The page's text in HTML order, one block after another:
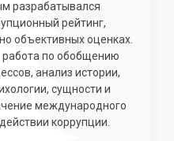
разрабатывался
рейтинг,
объективных оценках.
по обобщению
анализ истории,
сущности и
международного
коррупции.